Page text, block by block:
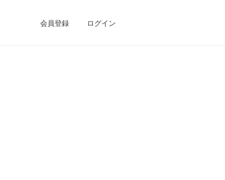
会員登録 ログイン